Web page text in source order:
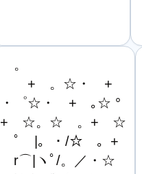
。
+　。☆・　+
・゜☆・　+　｡☆ °
+　☆。☆　。+　☆
ﾟ　|。・/☆　。+
r⌒|ヽﾟ/。／・☆